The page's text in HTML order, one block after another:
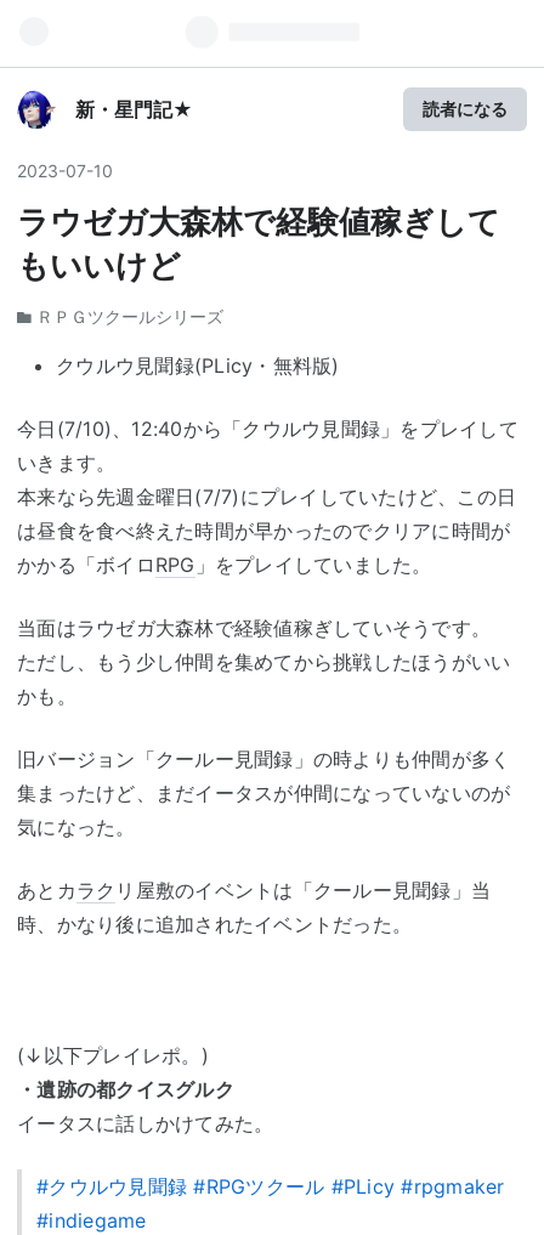
新・星門記★ 読者になる
2023-07-10
ラウゼガ大森林で経験値稼ぎして
もいいけど
ＲＰＧツクールシリーズ
クウルウ見聞録(PLicy・無料版)
今日(7/10)、12:40から「クウルウ見聞録」をプレイして
いきます。
本来なら先週金曜日(7/7)にプレイしていたけど、この日
は昼食を食べ終えた時間が早かったのでクリアに時間が
かかる「ボイロ RPG 」をプレイしていました。
当面はラウゼガ大森林で経験値稼ぎしていそうです。
ただし、もう少し仲間を集めてから挑戦したほうがいい
かも。
旧バージョン「クールー見聞録」の時よりも仲間が多く
集まったけど、まだイータスが仲間になっていないのが
気になった。
あとカラク リ屋敷のイベントは「クールー見聞録」当
時、かなり後に追加されたイベントだった。
(↓以下プレイレポ。)
・遺跡の都クイスグルク
イータスに話しかけてみた。
#クウルウ見聞録 #RPGツクール #PLicy #rpgmaker
#indiegame